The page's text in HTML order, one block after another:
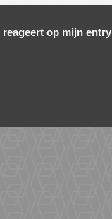
op mijn entry